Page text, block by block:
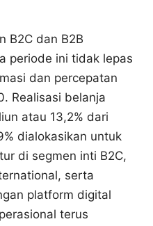
B2C dan B2B
periode ini tidak lepas
dan percepatan
Realisasi belanja
atau 13,2% dari
dialokasikan untuk
di segmen inti B2C,
serta
platform digital
terus